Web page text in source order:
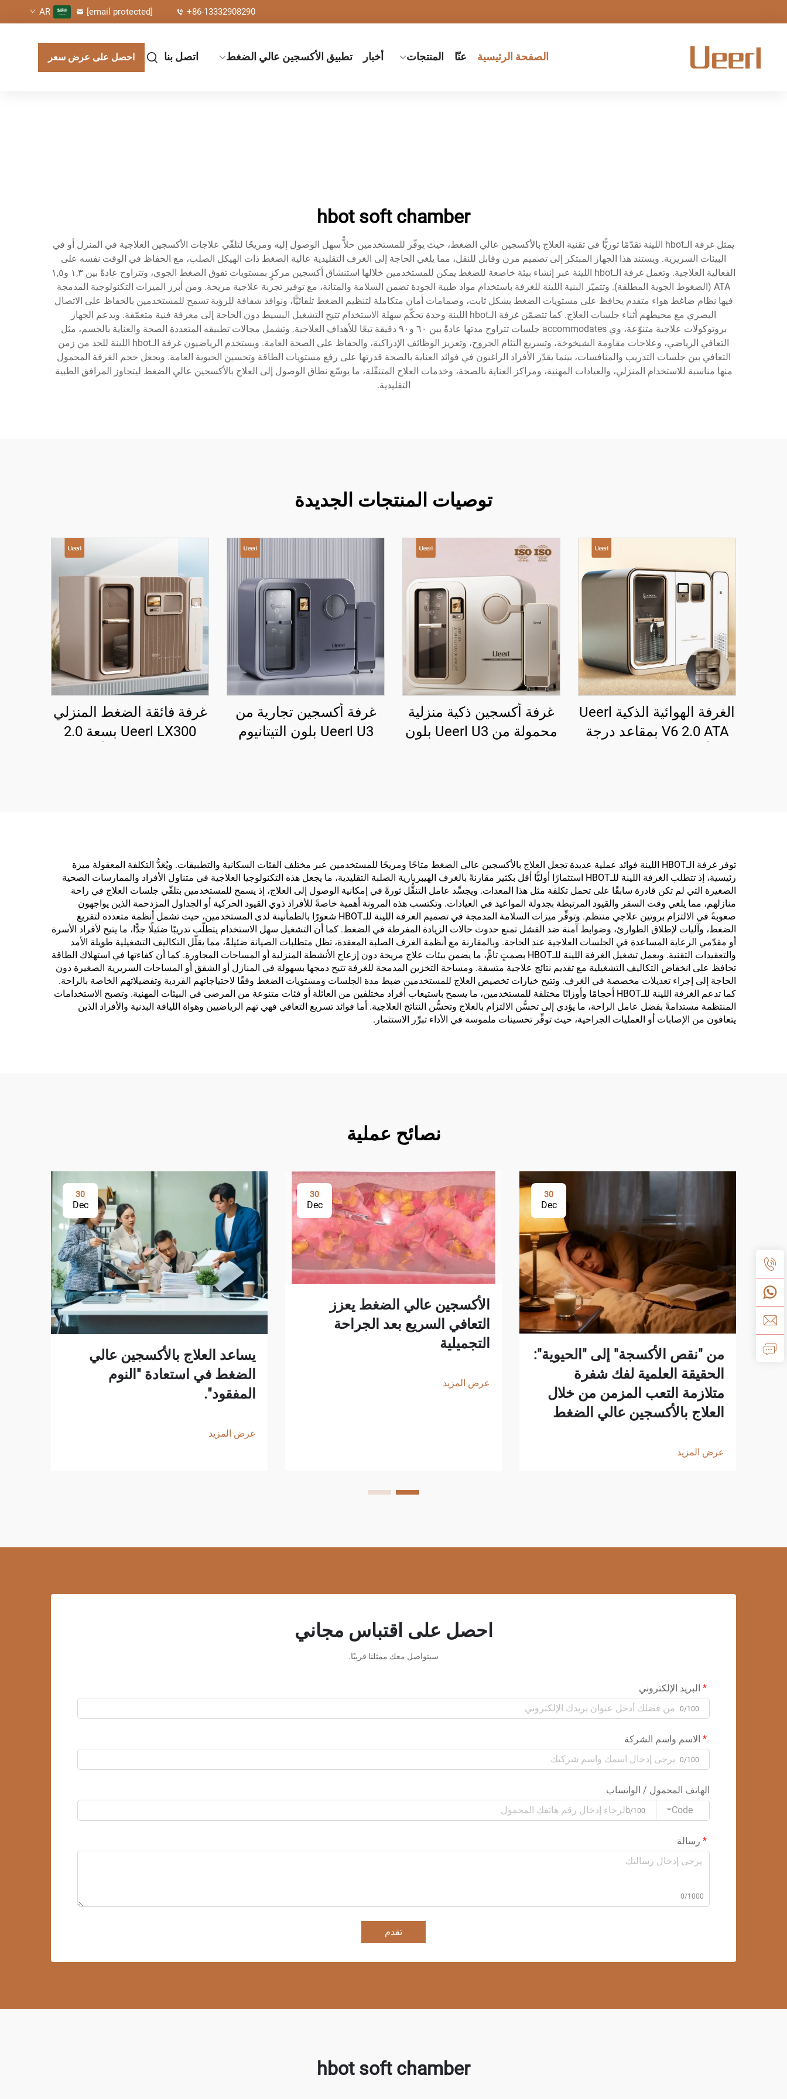
+86-13332908290
[email protected]
AR
الصفحة الرئيسية عنّا المنتجات أخبار تطبيق الأكسجين عالي الضغط اتصل بنا احصل على عرض سعر
hbot soft chamber
يمثل غرفة الـhbot اللينة تقدّمًا ثوريًّا في تقنية العلاج بالأكسجين عالي الضغط، حيث يوفّر للمستخدمين حلاًّ سهل الوصول إليه ومريحًا لتلقّي علاجات الأكسجين العلاجية في المنزل أو في
البيئات السريرية. ويستند هذا الجهاز المبتكر إلى تصميم مرن وقابل للنقل، مما يلغي الحاجة إلى الغرف التقليدية عالية الضغط ذات الهيكل الصلب، مع الحفاظ في الوقت نفسه على
الفعالية العلاجية. وتعمل غرفة الـhbot اللينة عبر إنشاء بيئة خاضعة للضغط يمكن للمستخدمين خلالها استنشاق أكسجين مركزٍ بمستويات تفوق الضغط الجوي، وتتراوح عادةً بين ١,٣ و١,٥
ATA (الضغوط الجوية المطلقة). وتتميّز البنية اللينة للغرفة باستخدام مواد طبية الجودة تضمن السلامة والمتانة، مع توفير تجربة علاجية مريحة. ومن أبرز الميزات التكنولوجية المدمجة
فيها نظام ضاغط هواء متقدم يحافظ على مستويات الضغط بشكل ثابت، وصمامات أمان متكاملة لتنظيم الضغط تلقائيًّا، ونوافذ شفافة للرؤية تسمح للمستخدمين بالحفاظ على الاتصال
البصري مع محيطهم أثناء جلسات العلاج. كما تتضمّن غرفة الـhbot اللينة وحدة تحكّم سهلة الاستخدام تتيح التشغيل البسيط دون الحاجة إلى معرفة فنية متعمّقة. ويدعم الجهاز
بروتوكولات علاجية متنوّعة، وي accommodates جلسات تتراوح مدتها عادةً بين ٦٠ و٩٠ دقيقة تبعًا للأهداف العلاجية. وتشمل مجالات تطبيقه المتعددة الصحة والعناية بالجسم، مثل
التعافي الرياضي، وعلاجات مقاومة الشيخوخة، وتسريع التئام الجروح، وتعزيز الوظائف الإدراكية، والحفاظ على الصحة العامة. ويستخدم الرياضيون غرفة الـhbot اللينة للحد من زمن
التعافي بين جلسات التدريب والمنافسات، بينما يقدّر الأفراد الراغبون في فوائد العناية بالصحة قدرتها على رفع مستويات الطاقة وتحسين الحيوية العامة. ويجعل حجم الغرفة المحمول
منها مناسبة للاستخدام المنزلي، والعيادات المهنية، ومراكز العناية بالصحة، وخدمات العلاج المتنقّلة، ما يوسّع نطاق الوصول إلى العلاج بالأكسجين عالي الضغط ليتجاوز المرافق الطبية
التقليدية.
توصيات المنتجات الجديدة
الغرفة الهوائية الذكية Ueerl
V6 2.0 ATA بمقاعد درجة
غرفة أكسجين ذكية منزلية
محمولة من Ueerl U3 بلون
غرفة أكسجين تجارية من
Ueerl U3 بلون التيتانيوم
غرفة فائقة الضغط المنزلي
Ueerl LX300 بسعة 2.0
توفر غرفة الـHBOT اللينة فوائد عملية عديدة تجعل العلاج بالأكسجين عالي الضغط متاحًا ومريحًا للمستخدمين عبر مختلف الفئات السكانية والتطبيقات. ويُعَدُّ التكلفة المعقولة ميزة
رئيسية، إذ تتطلب الغرفة اللينة للـHBOT استثمارًا أوليًّا أقل بكثير مقارنةً بالغرف الهيبربارية الصلبة التقليدية، ما يجعل هذه التكنولوجيا العلاجية في متناول الأفراد والممارسات الصحية
الصغيرة التي لم تكن قادرة سابقًا على تحمل تكلفة مثل هذا المعدات. ويجسِّد عامل التنقُّل ثورةً في إمكانية الوصول إلى العلاج، إذ يسمح للمستخدمين بتلقّي جلسات العلاج في راحة
منازلهم، مما يلغي وقت السفر والقيود المرتبطة بجدولة المواعيد في العيادات. وتكتسب هذه المرونة أهمية خاصةً للأفراد ذوي القيود الحركية أو الجداول المزدحمة الذين يواجهون
صعوبةً في الالتزام بروتين علاجي منتظم. وتوفِّر ميزات السلامة المدمجة في تصميم الغرفة اللينة للـHBOT شعورًا بالطمأنينة لدى المستخدمين، حيث تشمل أنظمة متعددة لتفريغ
الضغط، وآليات لإطلاق الطوارئ، وضوابط آمنة ضد الفشل تمنع حدوث حالات الزيادة المفرطة في الضغط. كما أن التشغيل سهل الاستخدام يتطلّب تدريبًا ضئيلًا جدًّا، ما يتيح لأفراد الأسرة
أو مقدّمي الرعاية المساعدة في الجلسات العلاجية عند الحاجة. وبالمقارنة مع أنظمة الغرف الصلبة المعقدة، تظل متطلبات الصيانة ضئيلةً، مما يقلّل التكاليف التشغيلية طويلة الأمد
والتعقيدات التقنية. ويعمل تشغيل الغرفة اللينة للـHBOT بصمتٍ تامٍّ، ما يضمن بيئات علاج مريحة دون إزعاج الأنشطة المنزلية أو المساحات المجاورة. كما أن كفاءتها في استهلاك الطاقة
تحافظ على انخفاض التكاليف التشغيلية مع تقديم نتائج علاجية متسقة. ومساحة التخزين المدمجة للغرفة تتيح دمجها بسهولة في المنازل أو الشقق أو المساحات السريرية الصغيرة دون
الحاجة إلى إجراء تعديلات مخصصة في الغرف. وتتيح خيارات تخصيص العلاج للمستخدمين ضبط مدة الجلسات ومستويات الضغط وفقًا لاحتياجاتهم الفردية وتفضيلاتهم الخاصة بالراحة.
كما تدعم الغرفة اللينة للـHBOT أحجامًا وأوزانًا مختلفة للمستخدمين، ما يسمح باستيعاب أفراد مختلفين من العائلة أو فئات متنوعة من المرضى في البيئات المهنية. وتصبح الاستخدامات
المنتظمة مستدامةً بفضل عامل الراحة، ما يؤدي إلى تحسُّن الالتزام بالعلاج وتحسُّن النتائج العلاجية. أما فوائد تسريع التعافي فهي تهم الرياضيين وهواة اللياقة البدنية والأفراد الذين
يتعافون من الإصابات أو العمليات الجراحية، حيث توفِّر تحسينات ملموسة في الأداء تبرِّر الاستثمار.
نصائح عملية
30
Dec
من "نقص الأكسجة" إلى "الحيوية":
الحقيقة العلمية لفك شفرة
متلازمة التعب المزمن من خلال
العلاج بالأكسجين عالي الضغط
عرض المزيد
30
Dec
الأكسجين عالي الضغط يعزز
التعافي السريع بعد الجراحة
التجميلية
عرض المزيد
30
Dec
يساعد العلاج بالأكسجين عالي
الضغط في استعادة "النوم
المفقود".
عرض المزيد
احصل على اقتباس مجاني
سيتواصل معك ممثلنا قريبًا.
البريد الإلكتروني
0/100
الاسم واسم الشركة
0/100
الهاتف المحمول / الواتساب
Code
0/100
رسالة
0/1000
تقدم
hbot soft chamber